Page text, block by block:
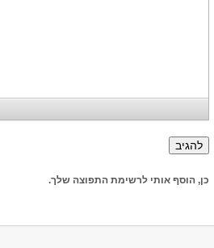
כן, הוסף אותי לרשימת התפוצה שלך.